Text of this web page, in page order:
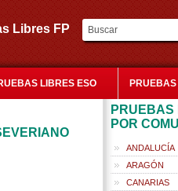
Libres FP
LIBRES ESO
PRUEBAS
POR
ANDALUCÍA
ARAGÓN
CANARIAS